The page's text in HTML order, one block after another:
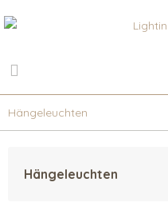
Hängeleuchten
Hängeleuchten